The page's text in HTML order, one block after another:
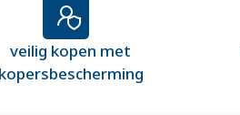
veilig kopen met
kopersbescherming